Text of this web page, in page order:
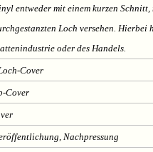
entweder mit einem kurzen
Loch versehen. Hierbei
oder des Handels.
Cover
Cover
Nachpressung